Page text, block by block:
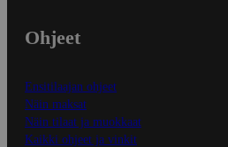
Ohjeet
Ensitilaajan ohjeet
Näin maksat
Näin tilaat ja muokkaat
Kaikki ohjeet ja vinkit